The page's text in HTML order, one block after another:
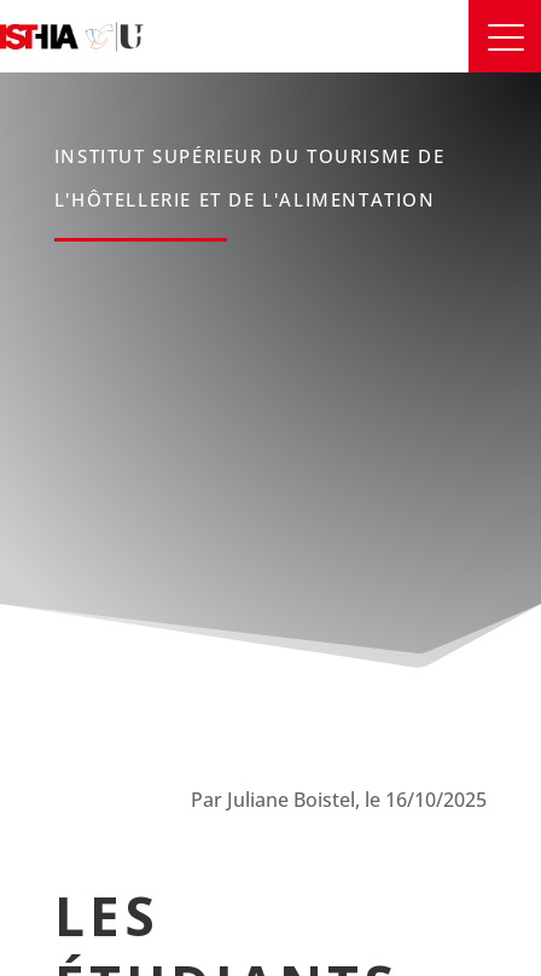
INSTITUT SUPÉRIEUR DU TOURISME DE
L'HÔTELLERIE ET DE L'ALIMENTATION
Par Juliane Boistel, le 16/10/2025
LES